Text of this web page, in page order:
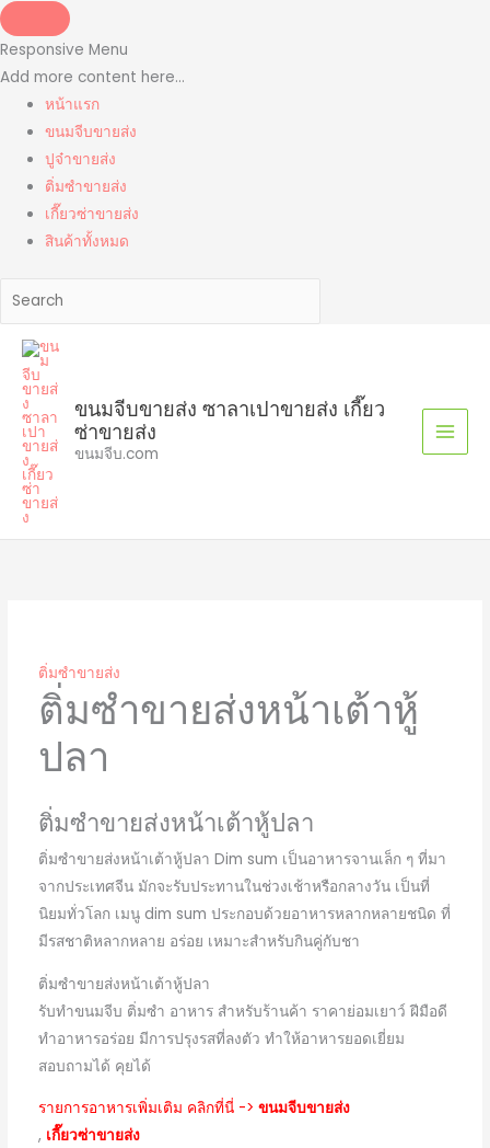
Responsive Menu
Add more content here...
หน้าแรก
ขนมจีบขายส่ง
ปูจ๋าขายส่ง
ติ่มซำขายส่ง
เกี๊ยวซ่าขายส่ง
สินค้าทั้งหมด
Skip
to
content
ขนมจีบขายส่ง ซาลาเปาขายส่ง เกี๊ยว
ซ่าขายส่ง
ขนมจีบ.com
ติ่มซำขายส่ง
ติ่มซำขายส่งหน้าเต้าหู้
ปลา
ติ่มซำขายส่งหน้าเต้าหู้ปลา
ติ่มซำขายส่งหน้าเต้าหู้ปลา Dim sum เป็นอาหารจานเล็ก ๆ ที่มา
จากประเทศจีน มักจะรับประทานในช่วงเช้าหรือกลางวัน เป็นที่
นิยมทั่วโลก เมนู dim sum ประกอบด้วยอาหารหลากหลายชนิด ที่
มีรสชาติหลากหลาย อร่อย เหมาะสำหรับกินคู่กับชา
ติ่มซำขายส่งหน้าเต้าหู้ปลา
รับทำขนมจีบ ติ่มซำ อาหาร สำหรับร้านค้า ราคาย่อมเยาว์ ฝีมือดี
ทำอาหารอร่อย มีการปรุงรสที่ลงตัว ทำให้อาหารยอดเยี่ยม
สอบถามได้ คุยได้
รายการอาหารเพิ่มเติม คลิกที่นี่ -> ขนมจีบขายส่ง
, เกี๊ยวซ่าขายส่ง